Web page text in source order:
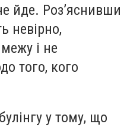
йде. Роз’яснивши
невірно,
і не
того, кого
у тому, що